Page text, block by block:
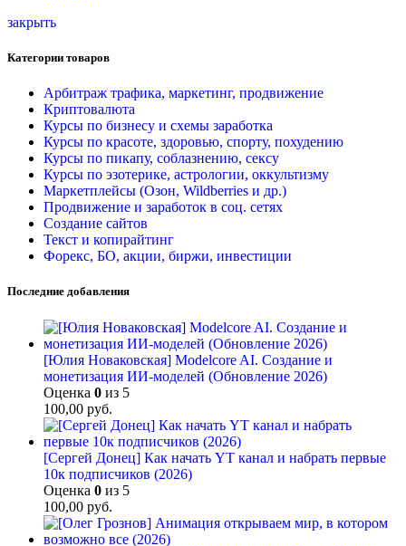
закрыть
Категории товаров
Арбитраж трафика, маркетинг, продвижение
Криптовалюта
Курсы по бизнесу и схемы заработка
Курсы по красоте, здоровью, спорту, похудению
Курсы по пикапу, соблазнению, сексу
Курсы по эзотерике, астрологии, оккультизму
Маркетплейсы (Озон, Wildberries и др.)
Продвижение и заработок в соц. сетях
Создание сайтов
Текст и копирайтинг
Форекс, БО, акции, биржи, инвестиции
Последние добавления
[Юлия Новаковская] Modelcore AI. Создание и
монетизация ИИ-моделей (Обновление 2026)
Оценка 0 из 5
100,00 руб.
[Сергей Донец] Как начать YT канал и набрать первые
10к подписчиков (2026)
Оценка 0 из 5
100,00 руб.